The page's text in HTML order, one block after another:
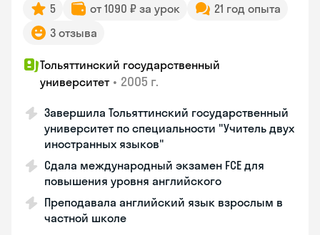
5 от 1090 ₽ за урок
21 год опыта
3 отзыва
Тольяттинский государственный
университет • 2005 г.
Завершила Тольяттинский государственный
университет по специальности "Учитель двух
иностранных языков"
Сдала международный экзамен FCE для
повышения уровня английского
Преподавала английский язык взрослым в
частной школе